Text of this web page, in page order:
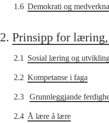
1.6 Demokrati og
2. Prinsipp for
2.1 Sosial læring og
2.2 Kompetanse i faga
2.3 Grunnleggjande
2.4 Å lære å lære